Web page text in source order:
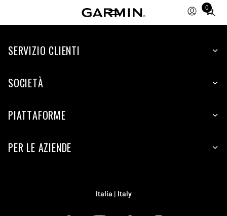
0
Total
items
cart:
SERVIZIO CLIENTI
SOCIETÀ
PIATTAFORME
PER LE AZIENDE
Italia | Italy